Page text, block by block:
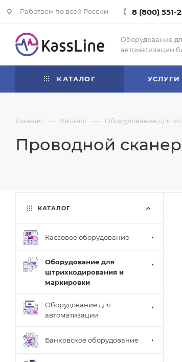
Работаем по всей России 8 (800) 551-
Оборудование
автоматизации
КАТАЛОГ УСЛУГИ
Главная — Каталог — Оборудование для
Проводной сканер
КАТАЛОГ
Кассовое оборудование
Оборудование для
штрихкодирования и
маркировки
Оборудование для
автоматизации
Банковское оборудование